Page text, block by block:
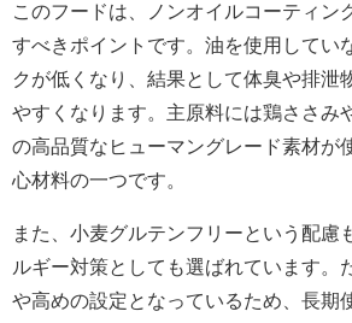
このフードは、ノンオイルコーティン
すべきポイントです。油を使用してい
クが低くなり、結果として体臭や排泄
やすくなります。主原料には鶏ささみ
の高品質なヒューマングレード素材が
心材料の一つです。
また、小麦グルテンフリーという配慮
ルギー対策としても選ばれています。
や高めの設定となっているため、長期